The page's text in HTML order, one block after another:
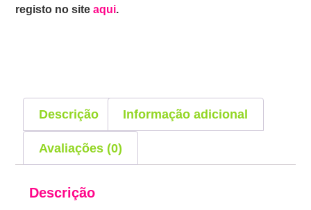
registo no siteaqui.
Descrição Informação adicional
Avaliações (0)
Descrição